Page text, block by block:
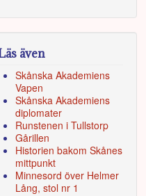
även
Skånska Akademiens
Vapen
Skånska Akademiens
diplomater
Runstenen i Tullstorp
Gårillen
Historien bakom Skånes
mittpunkt
Minnesord över Helmer
Lång, stol nr 1